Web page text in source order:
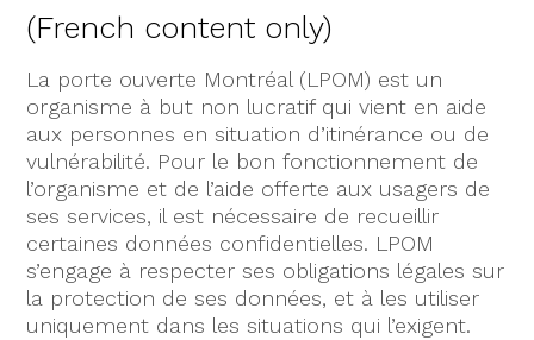
(French content only)
La porte ouverte Montréal (LPOM) est un
organisme à but non lucratif qui vient en aide
aux personnes en situation d’itinérance ou de
vulnérabilité. Pour le bon fonctionnement de
l’organisme et de l’aide offerte aux usagers de
ses services, il est nécessaire de recueillir
certaines données confidentielles. LPOM
s’engage à respecter ses obligations légales sur
la protection de ses données, et à les utiliser
uniquement dans les situations qui l’exigent.